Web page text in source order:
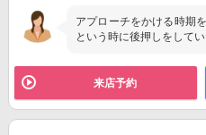
アプローチをかける時期
という時に後押しをして
来店予約